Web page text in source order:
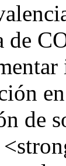
de
de